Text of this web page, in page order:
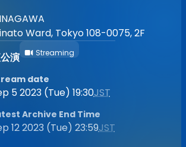
Ward, Tokyo 108-0075, 2F
演
Streaming
date
5 2023 (Tue) 19:30JST
Archive End Time
12 2023 (Tue) 23:59JST